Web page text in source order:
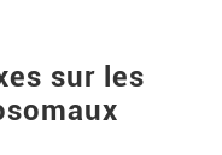
sur les